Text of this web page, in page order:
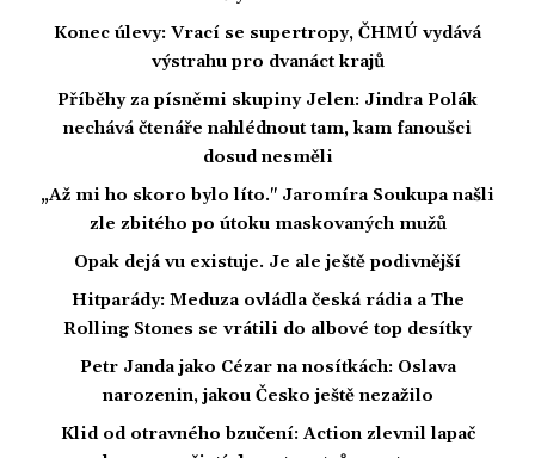
Konec úlevy: Vrací se supertropy, ČHMÚ vydává
výstrahu pro dvanáct krajů
Příběhy za písněmi skupiny Jelen: Jindra Polák
nechává čtenáře nahlédnout tam, kam fanoušci
dosud nesměli
„Až mi ho skoro bylo líto." Jaromíra Soukupa našli
zle zbitého po útoku maskovaných mužů
Opak dejá vu existuje. Je ale ještě podivnější
Hitparády: Meduza ovládla česká rádia a The
Rolling Stones se vrátili do albové top desítky
Petr Janda jako Cézar na nosítkách: Oslava
narozenin, jakou Česko ještě nezažilo
Klid od otravného bzučení: Action zlevnil lapač